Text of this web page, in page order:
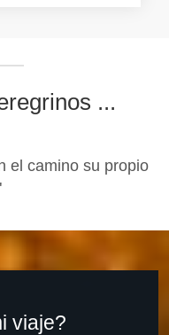
...
el camino su propio
viaje?